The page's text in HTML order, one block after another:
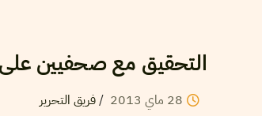
التحقيق مع صحفيين
28 ماي 2013
/فريق التحرير